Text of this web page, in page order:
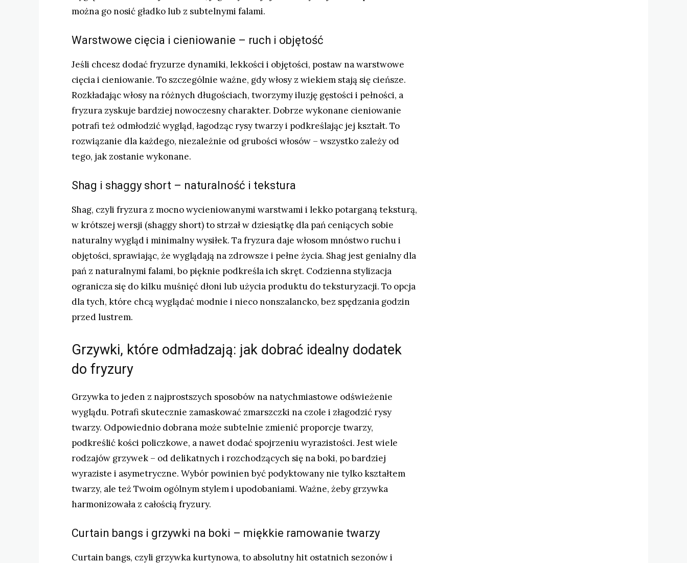
można go nosić gładko lub z subtelnymi falami.
Warstwowe cięcia i cieniowanie – ruch i objętość
Jeśli chcesz dodać fryzurze dynamiki, lekkości i objętości, postaw na warstwowe
cięcia i cieniowanie. To szczególnie ważne, gdy włosy z wiekiem stają się cieńsze.
Rozkładając włosy na różnych długościach, tworzymy iluzję gęstości i pełności, a
fryzura zyskuje bardziej nowoczesny charakter. Dobrze wykonane cieniowanie
potrafi też odmłodzić wygląd, łagodząc rysy twarzy i podkreślając jej kształt. To
rozwiązanie dla każdego, niezależnie od grubości włosów – wszystko zależy od
tego, jak zostanie wykonane.
Shag i shaggy short – naturalność i tekstura
Shag, czyli fryzura z mocno wycieniowanymi warstwami i lekko potarganą teksturą,
w krótszej wersji (shaggy short) to strzał w dziesiątkę dla pań ceniących sobie
naturalny wygląd i minimalny wysiłek. Ta fryzura daje włosom mnóstwo ruchu i
objętości, sprawiając, że wyglądają na zdrowsze i pełne życia. Shag jest genialny dla
pań z naturalnymi falami, bo pięknie podkreśla ich skręt. Codzienna stylizacja
ogranicza się do kilku muśnięć dłoni lub użycia produktu do teksturyzacji. To opcja
dla tych, które chcą wyglądać modnie i nieco nonszalancko, bez spędzania godzin
przed lustrem.
Grzywki, które odmładzają: jak dobrać idealny dodatek
do fryzury
Grzywka to jeden z najprostszych sposobów na natychmiastowe odświeżenie
wyglądu. Potrafi skutecznie zamaskować zmarszczki na czole i złagodzić rysy
twarzy. Odpowiednio dobrana może subtelnie zmienić proporcje twarzy,
podkreślić kości policzkowe, a nawet dodać spojrzeniu wyrazistości. Jest wiele
rodzajów grzywek – od delikatnych i rozchodzących się na boki, po bardziej
wyraziste i asymetryczne. Wybór powinien być podyktowany nie tylko kształtem
twarzy, ale też Twoim ogólnym stylem i upodobaniami. Ważne, żeby grzywka
harmonizowała z całością fryzury.
Curtain bangs i grzywki na boki – miękkie ramowanie twarzy
Curtain bangs, czyli grzywka kurtynowa, to absolutny hit ostatnich sezonów i